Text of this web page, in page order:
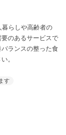
らしや高齢者の
のあるサービスで
ランスの整った食
。
す